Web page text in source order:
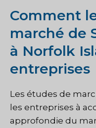
Comment
marché de
à Norfolk
entreprises
Les études de
les entreprises à
approfondie du